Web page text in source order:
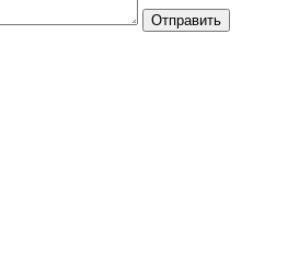
Отправить